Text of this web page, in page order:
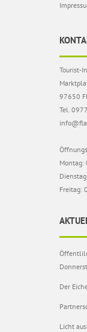
Tourist-
97650
Tel.
Freitag:
Der
Licht